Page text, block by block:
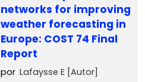
networks for improving
weather forecasting in
Europe: COST 74 Final
Report
por Lafaysse E[Autor]